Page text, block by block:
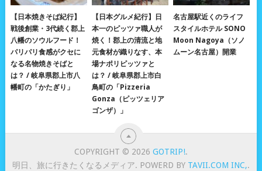
【日本焼きそば紀行】
戦後創業・3代続く郡上
八幡のソウルフード！
パリパリ食感がクセに
なる名物焼きそばと
は？ / 岐阜県郡上市八
幡町の「かたぎり」
【日本グルメ紀行】日
本一のピッツァ職人が
焼く！郡上の清流と地
元食材が織りなす、本
場ナポリピッツァと
は？ / 岐阜県郡上市白
鳥町の「Pizzeria
Gonza（ピッツェリア
ゴンザ）」
名古屋駅近くのライフ
スタイルホテル SONO
Moon Nagoya（ソノ
ムーン名古屋）開業
COPYRIGHT © 2026GOTRIP!.
明日、旅に行きたくなるメディア. POWERD BY TAVII.COM INC,.